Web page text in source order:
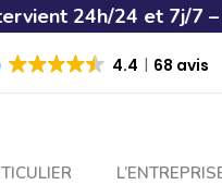
disponible à tout
4.4 68 avis